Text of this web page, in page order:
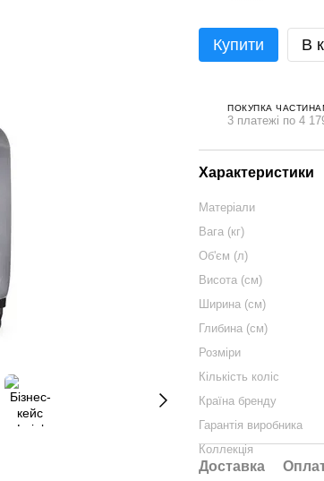
Купити В
ПОКУПКА
3 платежі по 4
Характеристики
Матеріали
Вага (кг)
Об'єм (л)
Висота (см)
Ширина (см)
Глибина (см)
Розміри
Кількість коліс
Країна бренду
Гарантія виробника
Коллекція
Доставка